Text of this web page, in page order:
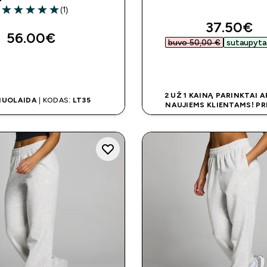
5 out of 5 stars
(1)
56.00€‎
| KODAS: LT35
37.50€‎
buvo 50,00 €‎ sutaupyta
2 UŽ 1 KAINĄ PARINKTAI
NAUJIEMS KLIENTAMS!
AUTOMATIŠKAI